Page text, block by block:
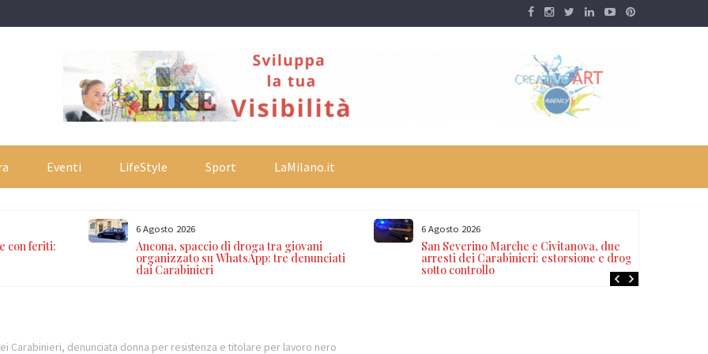
Eventi LifeStyle Sport LaMilano.it
con feriti:
6 Agosto 2026
Ancona, spaccio di droga tra giovani
organizzato su WhatsApp: tre denunciati
dai Carabinieri
6 Agosto 2026
San Severino Marche e Civitanova, due
arresti dei Carabinieri: estorsione e droga
sotto controllo
Carabinieri, denunciata donna per resistenza e titolare per lavoro nero